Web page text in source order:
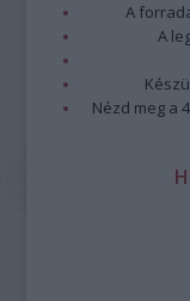
A
A
Nézd meg a